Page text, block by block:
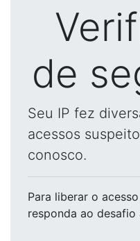
de
Seu IP fez
acessos
conosco.
Para liberar o acesso
responda ao desafio